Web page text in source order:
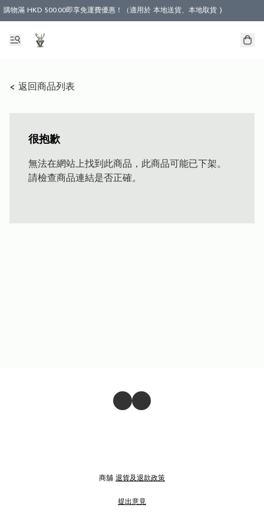
購物滿 HKD 500.00即享免運費優惠！（適用於 本地送貨、本地取貨 )
< 返回商品列表
很抱歉
無法在網站上找到此商品，此商品可能已下架。
請檢查商品連結是否正確。
商舖 退貨及退款政策
提出意見